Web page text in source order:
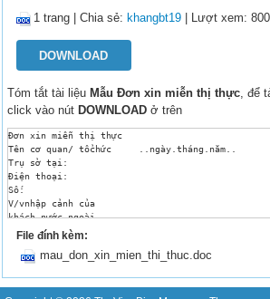
1 trang |Chia sẻ: khangbt19 | Lượt xem: 800
DOWNLOAD
Tóm tắt tài liệu Mẫu Đơn xin miễn thị thực, để
click vào nút DOWNLOAD ở trên
Đơn xin miễn thị thực
Tên cơ quan/ tổchức	..ngày.tháng.năm..
Trụ sở tại:
Điện thoại:
Số:
V/vnhập cảnh của
khách nước ngoài
Kínhgửi:CỤC QUẢN LÝ XUẤT NHẬP CẢNH (BỘ CÔNG AN)
Số TT
(chữ in hoa)
File đính kèm:
mau_don_xin_mien_thi_thuc.doc